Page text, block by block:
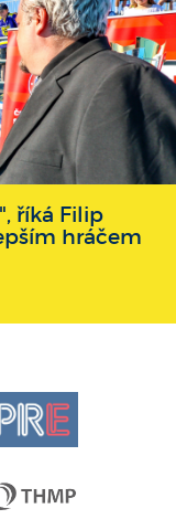
říká Filip
hráčem